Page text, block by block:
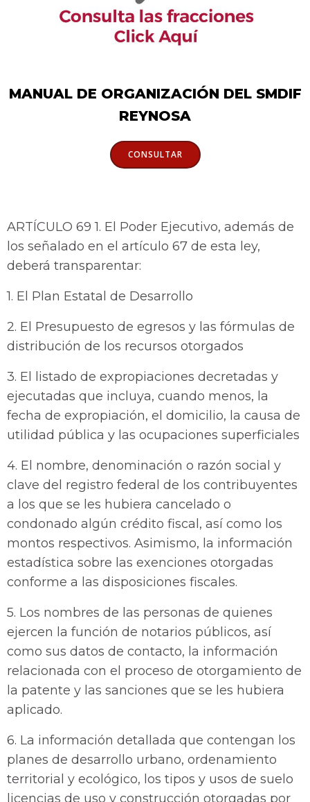
MANUAL DE ORGANIZACIÓN DEL SMDIF
REYNOSA
CONSULTAR
ARTÍCULO 69 1. El Poder Ejecutivo, además de
los señalado en el artículo 67 de esta ley,
deberá transparentar:
1. El Plan Estatal de Desarrollo
2. El Presupuesto de egresos y las fórmulas de
distribución de los recursos otorgados
3. El listado de expropiaciones decretadas y
ejecutadas que incluya, cuando menos, la
fecha de expropiación, el domicilio, la causa de
utilidad pública y las ocupaciones superficiales
4. El nombre, denominación o razón social y
clave del registro federal de los contribuyentes
a los que se les hubiera cancelado o
condonado algún crédito fiscal, así como los
montos respectivos. Asimismo, la información
estadística sobre las exenciones otorgadas
conforme a las disposiciones fiscales.
5. Los nombres de las personas de quienes
ejercen la función de notarios públicos, así
como sus datos de contacto, la información
relacionada con el proceso de otorgamiento de
la patente y las sanciones que se les hubiera
aplicado.
6. La información detallada que contengan los
planes de desarrollo urbano, ordenamiento
territorial y ecológico, los tipos y usos de suelo
licencias de uso y construcción otorgadas por